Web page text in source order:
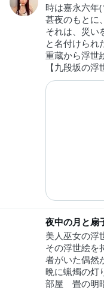
時は嘉永六年
甚夜のもとに
それは、災い
と名付けられ
重蔵から浮世
【九段坂の
夜中の月と扇
美人巫女の浮
その浮世絵を
者がいた偶然
晩に蝋燭の灯
部屋 畳の明